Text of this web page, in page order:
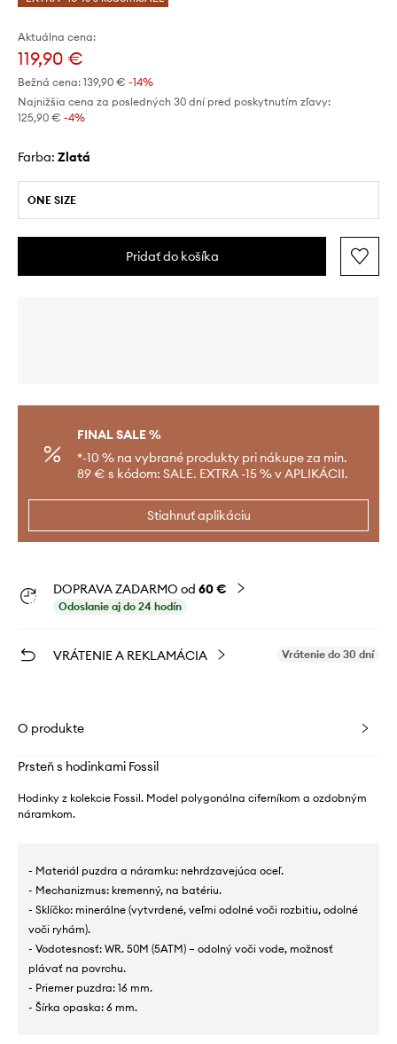
Aktuálna cena:
119,90 €
Bežná cena: 139,90 € -14%
Najnižšia cena za posledných 30 dní pred poskytnutím zľavy:
125,90 € -4%
Farba: zlatá
ONE SIZE
Pridať do košíka
FINAL SALE %
*-10 % na vybrané produkty pri nákupe za min.
89 € s kódom: SALE. EXTRA -15 % v APLIKÁCII.
Stiahnuť aplikáciu
DOPRAVA ZADARMO od 60 €
Odoslanie aj do 24 hodín
VRÁTENIE A REKLAMÁCIA Vrátenie do 30 dní
O produkte
Prsteň s hodinkami Fossil
Hodinky z kolekcie Fossil. Model polygonálna ciferníkom a ozdobným
náramkom.
- Materiál puzdra a náramku: nehrdzavejúca oceľ.
- Mechanizmus: kremenný, na batériu.
- Sklíčko: minerálne (vytvrdené, veľmi odolné voči rozbitiu, odolné
voči ryhám).
- Vodotesnosť: WR. 50M (5ATM) – odolný voči vode, možnosť
plávať na povrchu.
- Priemer puzdra: 16 mm.
- Šírka opaska: 6 mm.